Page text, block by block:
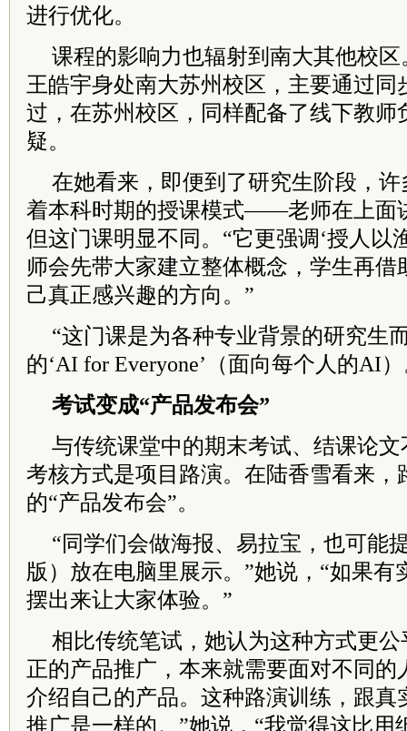
进行优化。
课程的影响力也辐射到南大其他校
王皓宇身处南大苏州校区，主要通过同
过，在苏州校区，同样配备了线下教师
疑。
在她看来，即便到了研究生阶段，
着本科时期的授课模式——老师在上面
但这门课明显不同。“它更强调‘授人以
师会先带大家建立整体概念，学生再
己真正感兴趣的方向。”
“这门课是为各种专业背景的研究生
的‘AI for Everyone’（面向每个人的AI
考试变成“产品发布会”
与传统课堂中的期末考试、结课论
考核方式是项目路演。在陆香雪看来，
的“产品发布会”。
“同学们会做海报、易拉宝，也可能
版）放在电脑里展示。”她说，“如果有
摆出来让大家体验。”
相比传统笔试，她认为这种方式更
正的产品推广，本来就需要面对不同的
介绍自己的产品。这种路演训练，跟真
推广是一样的。”她说，“我觉得这比用